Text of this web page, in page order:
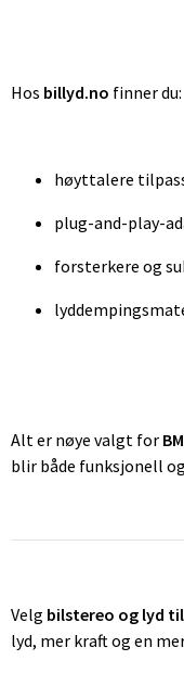
Hos billyd.no finner du:
høyttalere
plug-and-play-
forsterkere og
Alt er nøye valgt for
blir både funksjonell
Velg bilstereo og lyd til
lyd, mer kraft og en